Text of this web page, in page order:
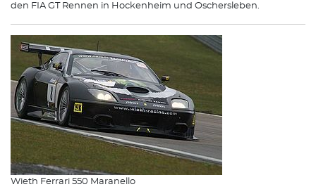
den FIA GT Rennen in Hockenheim und Oschersleben.
Wieth Ferrari 550 Maranello